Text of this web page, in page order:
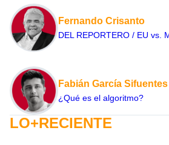
Fernando Crisanto
DEL REPORTERO / EU vs.
Fabián García Sifuentes
¿Qué es el algoritmo?
LO+RECIENTE